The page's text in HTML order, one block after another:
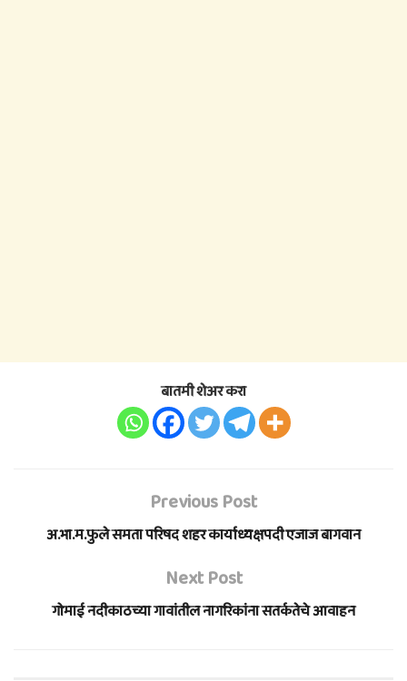
बातमी शेअर करा
Previous Post
अ.भा.म.फुले समता परिषद शहर कार्याध्यक्षपदी एजाज बागवान
Next Post
गोमाई नदीकाठच्या गावांतील नागरिकांना सतर्कतेचे आवाहन